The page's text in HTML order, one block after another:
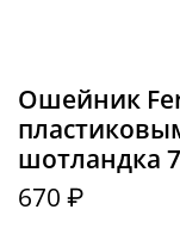
Ошейник
шотландка
670 ₽